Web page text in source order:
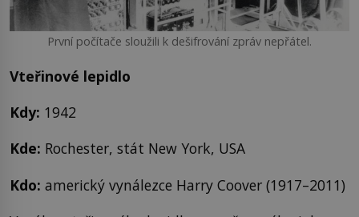
První počítače sloužili k dešifrování zpráv nepřátel.
Vteřinové lepidlo
Kdy: 1942
Kde: Rochester, stát New York, USA
Kdo: americký vynálezce Harry Coover (1917–2011)